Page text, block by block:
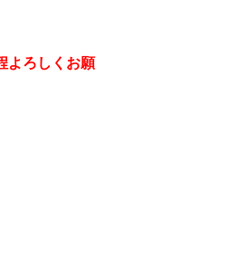
よろしくお願